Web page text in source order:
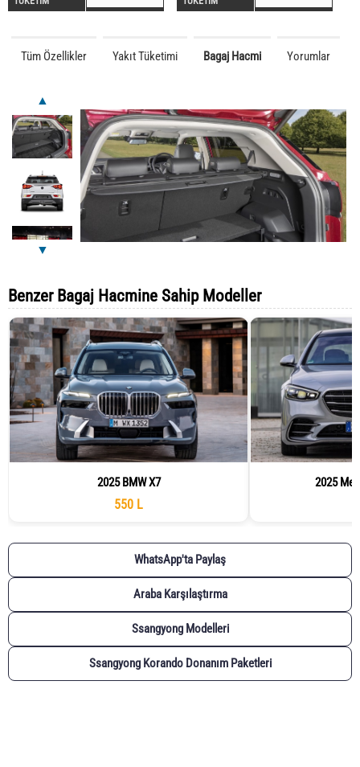
Tüm Özellikler Yakıt Tüketimi Bagaj Hacmi Yorumlar
▲
▼
Benzer Bagaj Hacmine Sahip Modeller
2025 BMW X7
550 L
2025
WhatsApp'ta Paylaş
Araba Karşılaştırma
Ssangyong Modelleri
Ssangyong Korando Donanım Paketleri